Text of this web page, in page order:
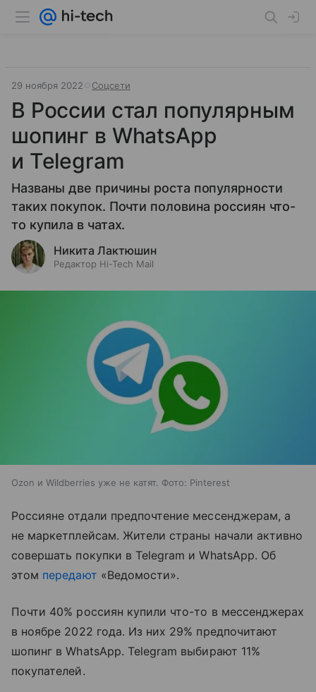
29 ноября 2022 Соцсети
В России стал популярным
шопинг в WhatsApp
и Telegram
Названы две причины роста популярности
таких покупок. Почти половина россиян что-
то купила в чатах.
Никита Лактюшин
Редактор Hi-Tech Mail
Ozon и Wildberries уже не катят. Фото: Pinterest
Россияне отдали предпочтение мессенджерам, а
не маркетплейсам. Жители страны начали активно
совершать покупки в Telegram и WhatsApp. Об
этом передают «Ведомости».
Почти 40% россиян купили что-то в мессенджерах
в ноябре 2022 года. Из них 29% предпочитают
шопинг в WhatsApp. Telegram выбирают 11%
покупателей.